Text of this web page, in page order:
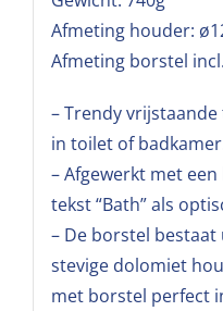
Afmeting houder:
Afmeting borstel
– Trendy
in toilet of
– Afgewerkt met
tekst “Bath” als
– De borstel
stevige dolomiet
met borstel perfect